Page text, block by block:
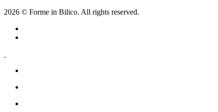
2026 © Forme in Bilico. All rights reserved.